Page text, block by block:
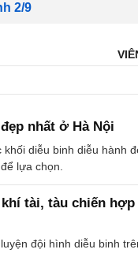
2/9
nhất ở Hà Nội
diễu binh diễu hành
lựa chọn.
tài, tàu chiến hợp
đội hình diễu binh